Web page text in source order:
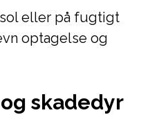
eller på fugtigt
optagelse og
skadedyr